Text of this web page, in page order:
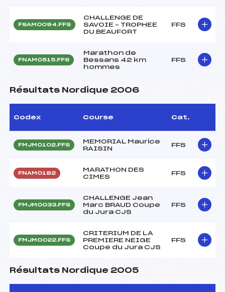
FSAM0094.FFS
CHALLENGE DE
SAVOIE – TROPHEE
DU BEAUFORT
FFS
FNAM0515.FFS
Marathon de
Bessans 42 km
hommes
FFS
Résultats Nordique 2006
Codex Course Cat.
FMJM0102.FFS
MEMORIAL Maurice
RAISIN
FFS
FNAM0182
MARATHON DES
CIMES
FFS
FMJM0033.FFS
CHALLENGE Jean
Marc BRAUD Coupe
du Jura CJS
FFS
FMJM0022.FFS
CRITERIUM DE LA
PREMIERE NEIGE
Coupe du Jura CJS
FFS
Résultats Nordique 2005